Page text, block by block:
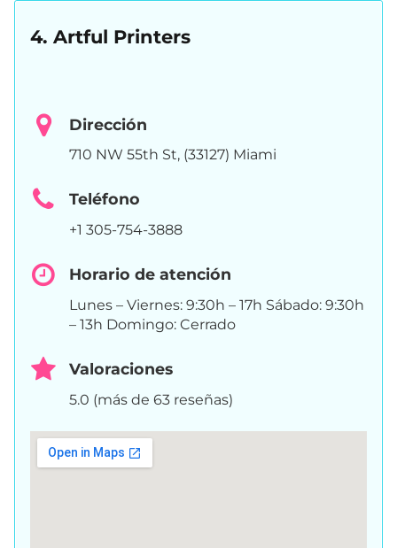
4. Artful Printers
Dirección
710 NW 55th St, (33127) Miami
Teléfono
+1 305-754-3888
Horario de atención
Lunes – Viernes: 9:30h – 17h Sábado: 9:30h
– 13h Domingo: Cerrado
Valoraciones
5.0 (más de 63 reseñas)